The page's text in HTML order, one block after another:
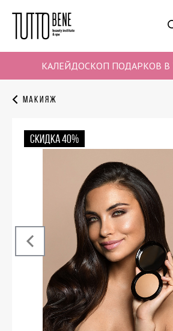
КАЛЕЙДОСКОП ПОДАРКОВ В
Макияж
СКИДКА 40%
‹